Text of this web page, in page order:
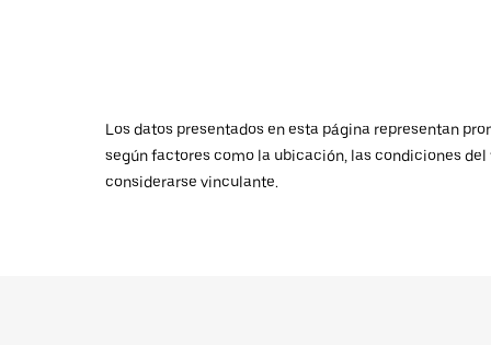
Los datos presentados en esta página representan
según factores como la ubicación, las condiciones
considerarse vinculante.